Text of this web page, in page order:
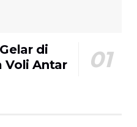
di
Voli Antar